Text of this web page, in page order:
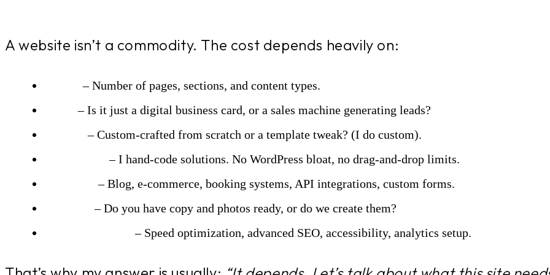
A website isn’t a commodity. The cost depends heavily on:
– Number of pages, sections, and content types.
– Is it just a digital business card, or a sales machine generating leads?
– Custom-crafted from scratch or a template tweak? (I do custom).
– I hand-code solutions. No WordPress bloat, no drag-and-drop limits.
– Blog, e-commerce, booking systems, API integrations, custom forms.
– Do you have copy and photos ready, or do we create them?
– Speed optimization, advanced SEO, accessibility, analytics setup.